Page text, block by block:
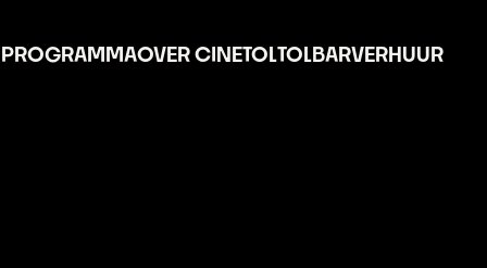
PROGRAMMAOVER CINETOLTOLBARVERHUUR